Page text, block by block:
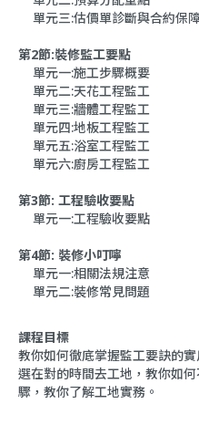
單元三:估價單診斷與合約保
第2節:裝修監工要點
單元一:施工步驟概要
單元二:天花工程監工
單元三:牆體工程監工
單元四:地板工程監工
單元五:浴室工程監工
單元六:廚房工程監工
第3節: 工程驗收要點
單元一:工程驗收要點
第4節: 裝修小叮嚀
單元一:相關法規注意
單元二:裝修常見問題
課程目標
教你如何徹底掌握監工要訣的
選在對的時間去工地，教你如
驟，教你了解工地實務。